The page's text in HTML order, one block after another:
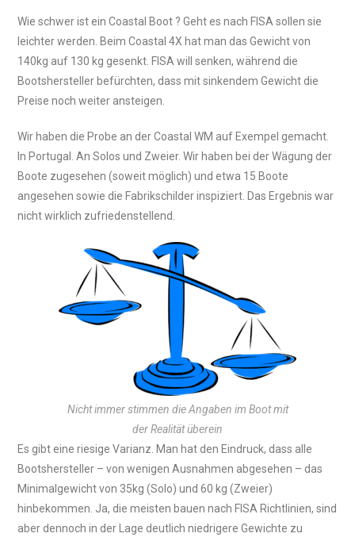
Wie schwer ist ein Coastal Boot ? Geht es nach FISA sollen sie
leichter werden. Beim Coastal 4X hat man das Gewicht von
140kg auf 130 kg gesenkt. FISA will senken, während die
Bootshersteller befürchten, dass mit sinkendem Gewicht die
Preise noch weiter ansteigen.
Wir haben die Probe an der Coastal WM auf Exempel gemacht.
In Portugal. An Solos und Zweier. Wir haben bei der Wägung der
Boote zugesehen (soweit möglich) und etwa 15 Boote
angesehen sowie die Fabrikschilder inspiziert. Das Ergebnis war
nicht wirklich zufriedenstellend.
Nicht immer stimmen die Angaben im Boot mit
der Realität überein
Es gibt eine riesige Varianz. Man hat den Eindruck, dass alle
Bootshersteller – von wenigen Ausnahmen abgesehen – das
Minimalgewicht von 35kg (Solo) und 60 kg (Zweier)
hinbekommen. Ja, die meisten bauen nach FISA Richtlinien, sind
aber dennoch in der Lage deutlich niedrigere Gewichte zu